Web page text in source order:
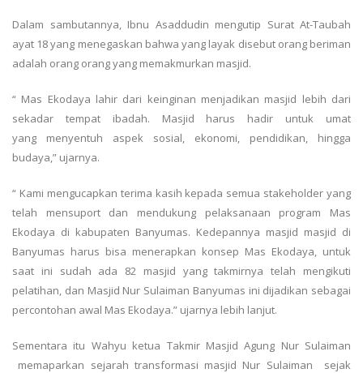
Dalam sambutannya, Ibnu Asaddudin mengutip Surat At-Taubah
ayat 18 yang menegaskan bahwa yang layak disebut orang beriman
adalah orang orang yang memakmurkan masjid.
“ Mas Ekodaya lahir dari keinginan menjadikan masjid lebih dari
sekadar tempat ibadah. Masjid harus hadir untuk umat
yang menyentuh aspek sosial, ekonomi, pendidikan, hingga
budaya,” ujarnya.
“ Kami mengucapkan terima kasih kepada semua stakeholder yang
telah mensuport dan mendukung pelaksanaan program Mas
Ekodaya di kabupaten Banyumas. Kedepannya masjid masjid di
Banyumas harus bisa menerapkan konsep Mas Ekodaya, untuk
saat ini sudah ada 82 masjid yang takmirnya telah mengikuti
pelatihan, dan Masjid Nur Sulaiman Banyumas ini dijadikan sebagai
percontohan awal Mas Ekodaya.” ujarnya lebih lanjut.
Sementara itu Wahyu ketua Takmir Masjid Agung Nur Sulaiman
memaparkan sejarah transformasi masjid Nur Sulaiman sejak